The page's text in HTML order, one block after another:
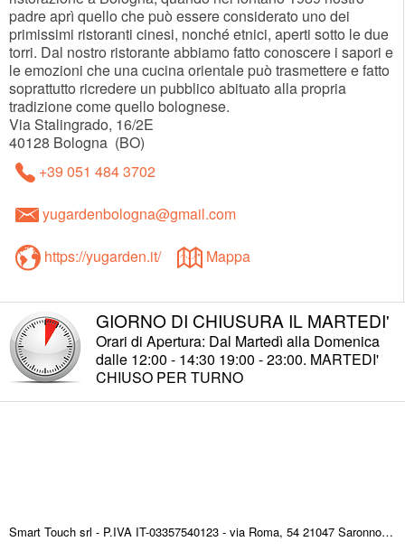
padre aprì quello che può essere considerato uno dei
primissimi ristoranti cinesi, nonché etnici, aperti sotto le due
torri. Dal nostro ristorante abbiamo fatto conoscere i sapori e
le emozioni che una cucina orientale può trasmettere e fatto
soprattutto ricredere un pubblico abituato alla propria
tradizione come quello bolognese.
Via Stalingrado, 16/2E
40128 Bologna (BO)
+39 051 484 3702
yugardenbologna@gmail.com
https://yugarden.it/ Mappa
GIORNO DI CHIUSURA IL MARTEDI'
Orari di Apertura: Dal Martedì alla Domenica
dalle 12:00 - 14:30 19:00 - 23:00. MARTEDI'
CHIUSO PER TURNO
Smart Touch srl - P.IVA IT-03357540123 - via Roma, 54 21047 Saronno (VA) ITALY